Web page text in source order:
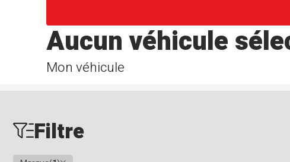
Mon véhicule
Aucun véhicule
Filtre